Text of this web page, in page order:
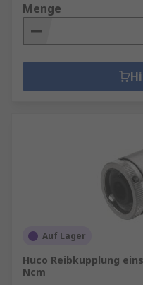
Menge
Auf Lager
Huco Reibkupplung
Ncm